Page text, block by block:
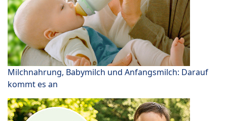
Milchnahrung, Babymilch und Anfangsmilch: Darauf
kommt es an